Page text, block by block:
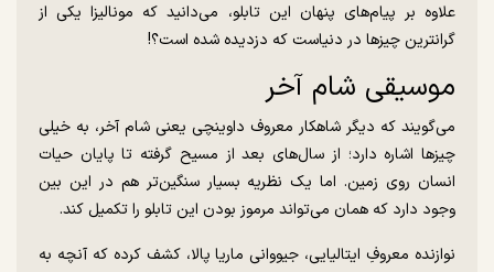
علاوه بر پیام‌های پنهان این تابلو، می‌دانید که مونالیزا یکی از
گرانترین چیز‌ها در دنیاست که دزدیده شده است؟!
موسیقی شام آخر‌
می‌گویند که دیگر شاهکار معروف داوینچی یعنی شام آخر، به خیلی
چیز‌ها اشاره دارد؛ از سال‌های بعد از مسیح گرفته تا پایان حیات
انسان روی زمین. اما یک نظریه بسیار سنگین‌تر هم در این بین
وجود دارد که همان می‌تواند مرموز بودن این تابلو را تکمیل کند.
نوازنده معروفِ ایتالیایی، جیووانی ماریا پالا، کشف کرده که آنچه به